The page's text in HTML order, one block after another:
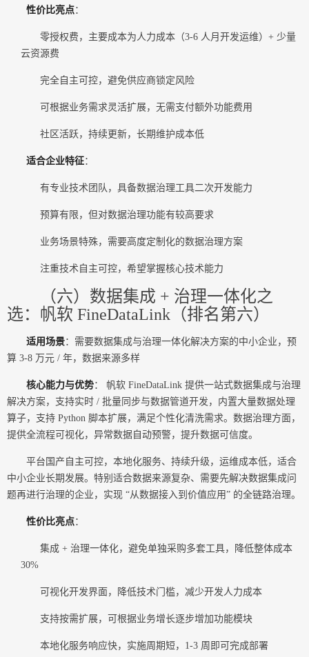
性价比亮点：
零授权费，主要成本为人力成本（3-6 人月开发运维）+ 少量
云资源费
完全自主可控，避免供应商锁定风险
可根据业务需求灵活扩展，无需支付额外功能费用
社区活跃，持续更新，长期维护成本低
适合企业特征：
有专业技术团队，具备数据治理工具二次开发能力
预算有限，但对数据治理功能有较高要求
业务场景特殊，需要高度定制化的数据治理方案
注重技术自主可控，希望掌握核心技术能力
（六）数据集成 + 治理一体化之
选：帆软 FineDataLink（排名第六）
适用场景：需要数据集成与治理一体化解决方案的中小企业，预
算 3-8 万元 / 年，数据来源多样
核心能力与优势： 帆软 FineDataLink 提供一站式数据集成与治理
解决方案，支持实时 / 批量同步与数据管道开发，内置大量数据处理
算子，支持 Python 脚本扩展，满足个性化清洗需求。数据治理方面，
提供全流程可视化，异常数据自动预警，提升数据可信度。
平台国产自主可控，本地化服务、持续升级，运维成本低，适合
中小企业长期发展。特别适合数据来源复杂、需要先解决数据集成问
题再进行治理的企业，实现 “从数据接入到价值应用” 的全链路治理。
性价比亮点：
集成 + 治理一体化，避免单独采购多套工具，降低整体成本
30%
可视化开发界面，降低技术门槛，减少开发人力成本
支持按需扩展，可根据业务增长逐步增加功能模块
本地化服务响应快，实施周期短，1-3 周即可完成部署